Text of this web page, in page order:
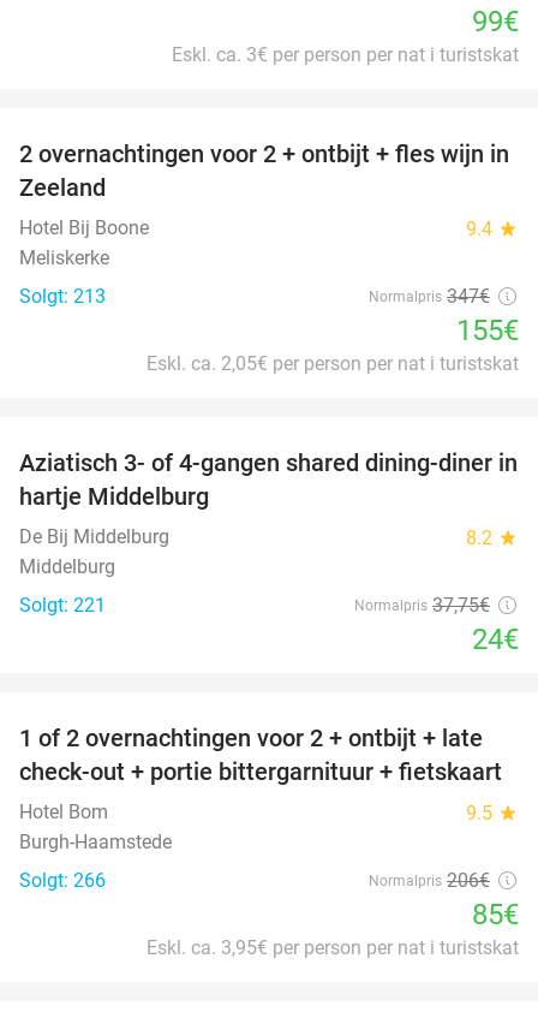
99€
Eskl. ca. 3€ per person per nat i turistskat
55%
2 overnachtingen voor 2 + ontbijt + fles wijn in
Zeeland
Hotel Bij Boone 9.4 star
Meliskerke
Solgt: 213
Normalpris 347€
155€
Eskl. ca. 2,05€ per person per nat i turistskat
36%
Aziatisch 3- of 4-gangen shared dining-diner in
hartje Middelburg
De Bij Middelburg 8.2 star
Middelburg
Solgt: 221
Normalpris 37,75€
24€
59%
1 of 2 overnachtingen voor 2 + ontbijt + late
check-out + portie bittergarnituur + fietskaart
Hotel Bom 9.5 star
Burgh-Haamstede
Solgt: 266
Normalpris 206€
85€
Eskl. ca. 3,95€ per person per nat i turistskat